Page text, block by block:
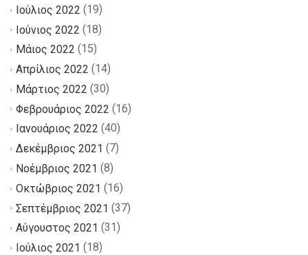
Ιούλιος 2022 (19)
Ιούνιος 2022 (18)
Μάιος 2022 (15)
Απρίλιος 2022 (14)
Μάρτιος 2022 (30)
Φεβρουάριος 2022 (16)
Ιανουάριος 2022 (40)
Δεκέμβριος 2021 (7)
Νοέμβριος 2021 (8)
Οκτώβριος 2021 (16)
Σεπτέμβριος 2021 (37)
Αύγουστος 2021 (31)
Ιούλιος 2021 (18)